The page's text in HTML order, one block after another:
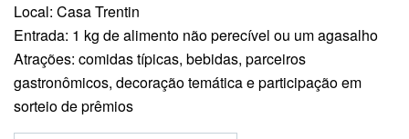
Local: Casa Trentin
Entrada: 1 kg de alimento não perecível ou um agasalho
Atrações: comidas típicas, bebidas, parceiros
gastronômicos, decoração temática e participação em
sorteio de prêmios